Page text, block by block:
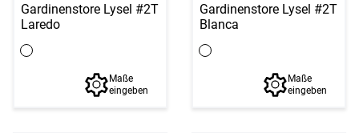
Gardinenstore Lysel #2T
Laredo
Maße
eingeben
Gardinenstore Lysel #2T
Blanca
Maße
eingeben